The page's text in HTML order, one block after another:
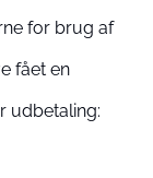
for brug af
fået en
udbetaling: